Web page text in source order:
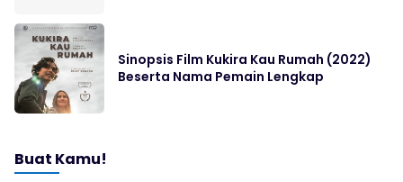
Sinopsis Film Kukira Kau Rumah (2022)
Beserta Nama Pemain Lengkap
Buat Kamu!